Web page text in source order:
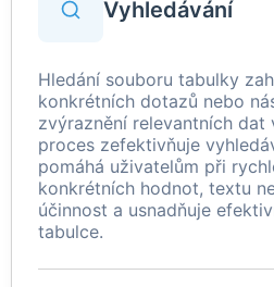
Vyhledávání
Hledání souboru tabulky
konkrétních dotazů nebo
zvýraznění relevantních dat
proces zefektivňuje
pomáhá uživatelům při
konkrétních hodnot, textu
účinnost a usnadňuje
tabulce.